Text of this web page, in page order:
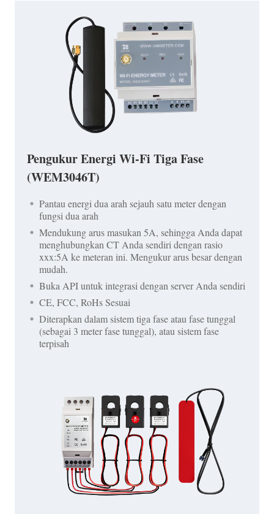
Pengukur Energi Wi-Fi Tiga Fase
(WEM3046T)
Pantau energi dua arah sejauh satu meter dengan
fungsi dua arah
Mendukung arus masukan 5A, sehingga Anda dapat
menghubungkan CT Anda sendiri dengan rasio
xxx:5A ke meteran ini. Mengukur arus besar dengan
mudah.
Buka API untuk integrasi dengan server Anda sendiri
CE, FCC, RoHs Sesuai
Diterapkan dalam sistem tiga fase atau fase tunggal
(sebagai 3 meter fase tunggal), atau sistem fase
terpisah